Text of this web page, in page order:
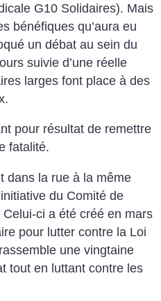
G10 Solidaires). Mais
bénéfiques qu’aura eu
un débat au sein du
suivie d’une réelle
larges font place à des
pour résultat de remettre
fatalité.
dans la rue à la même
du Comité de
ci a été créé en mars
pour lutter contre la Loi
une vingtaine
tout en luttant contre les